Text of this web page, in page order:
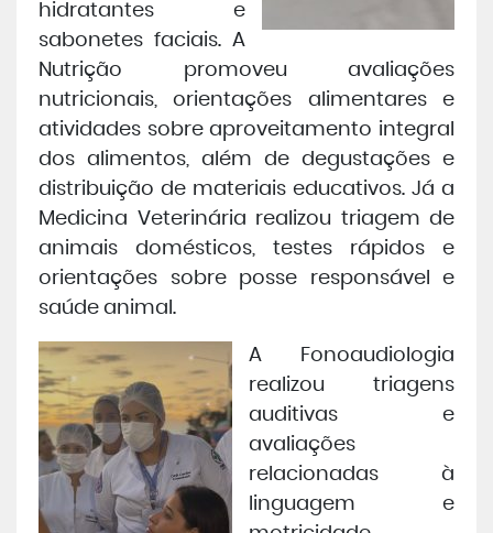
hidratantes e
sabonetes faciais. A
Nutrição promoveu avaliações
nutricionais, orientações alimentares e
atividades sobre aproveitamento integral
dos alimentos, além de degustações e
distribuição de materiais educativos. Já a
Medicina Veterinária realizou triagem de
animais domésticos, testes rápidos e
orientações sobre posse responsável e
saúde animal.
A Fonoaudiologia
realizou triagens
auditivas e
avaliações
relacionadas à
linguagem e